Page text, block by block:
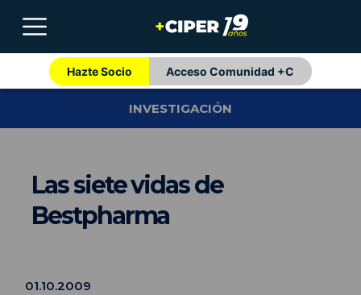
Hazte Socio Acceso Comunidad +C
INVESTIGACIÓN
Las siete vidas de
Bestpharma
01.10.2009